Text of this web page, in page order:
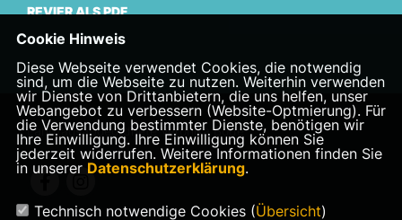
REVIER ALS PDF
Landtagsabgeordnete Veronika Bode
Cookie Hinweis
Diese Webseite verwendet Cookies, die notwendig
sind, um die Webseite zu nutzen. Weiterhin verwenden
wir Dienste von Drittanbietern, die uns helfen, unser
Webangebot zu verbessern (Website-Optmierung). Für
die Verwendung bestimmter Dienste, benötigen wir
Ihre Einwilligung. Ihre Einwilligung können Sie
jederzeit widerrufen. Weitere Informationen finden Sie
in unserer Datenschutzerklärung.
Technisch notwendige Cookies (Übersicht)